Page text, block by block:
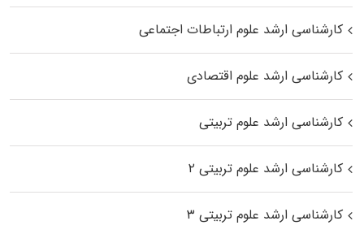
کارشناسی ارشد علوم ارتباطات اجتماعی
کارشناسی ارشد علوم اقتصادی
کارشناسی ارشد علوم تربیتی
کارشناسی ارشد علوم تربیتی ۲
کارشناسی ارشد علوم تربیتی ۳